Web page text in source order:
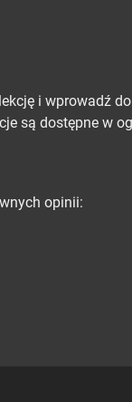
i wprowadź
są dostępne w
opinii: